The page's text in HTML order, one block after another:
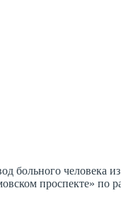
человека из
проспекте» по